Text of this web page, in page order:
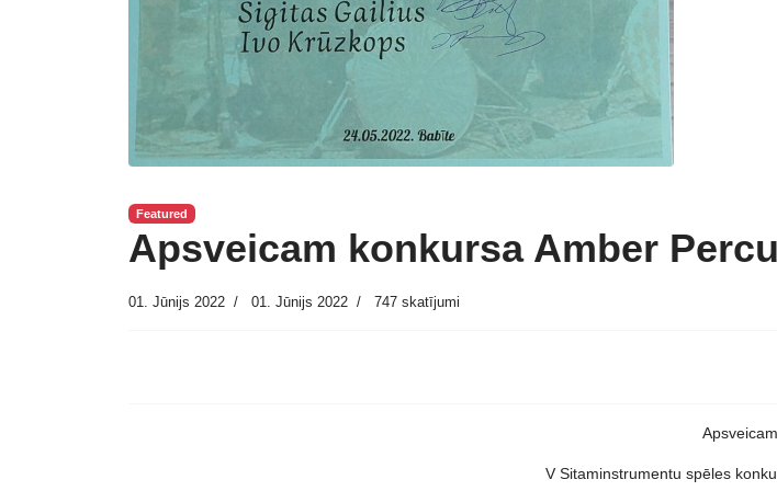
Featured
Apsveicam konkursa Amber
01. Jūnijs 2022 01. Jūnijs 2022 747 skatījumi
Apsveicam
V Sitaminstrumentu spēles